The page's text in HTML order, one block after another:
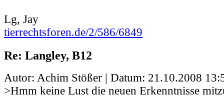
Lg, Jay
tierrechtsforen.de/2/586/6849
Re: Langley, B12
Autor: Achim Stößer | Datum: 21.10.2008
>Hmm keine Lust die neuen Erkenntnisse